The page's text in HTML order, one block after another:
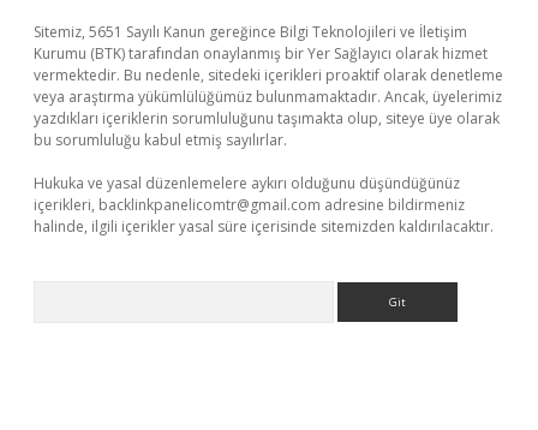
Sitemiz, 5651 Sayılı Kanun gereğince Bilgi Teknolojileri ve İletişim
Kurumu (BTK) tarafından onaylanmış bir Yer Sağlayıcı olarak hizmet
vermektedir. Bu nedenle, sitedeki içerikleri proaktif olarak denetleme
veya araştırma yükümlülüğümüz bulunmamaktadır. Ancak, üyelerimiz
yazdıkları içeriklerin sorumluluğunu taşımakta olup, siteye üye olarak
bu sorumluluğu kabul etmiş sayılırlar.
Hukuka ve yasal düzenlemelere aykırı olduğunu düşündüğünüz
içerikleri, backlinkpanelicomtr@gmail.com adresine bildirmeniz
halinde, ilgili içerikler yasal süre içerisinde sitemizden kaldırılacaktır.